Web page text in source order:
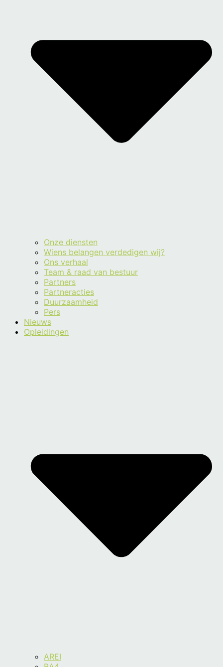
Onze diensten
Wiens belangen verdedigen wij?
Ons verhaal
Team & raad van bestuur
Partners
Partneracties
Duurzaamheid
Pers
Nieuws
Opleidingen
AREI